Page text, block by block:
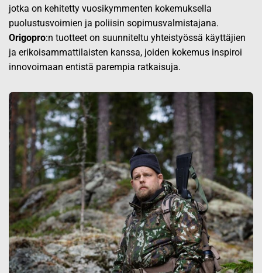
jotka on kehitetty vuosikymmenten kokemuksella
puolustusvoimien ja poliisin sopimusvalmistajana.
Origopro:n tuotteet on suunniteltu yhteistyössä käyttäjien
ja erikoisammattilaisten kanssa, joiden kokemus inspiroi
innovoimaan entistä parempia ratkaisuja.